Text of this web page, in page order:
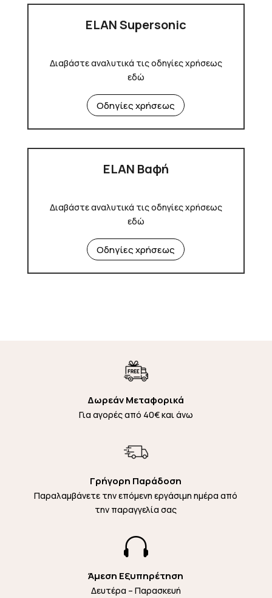
ELAN Supersonic
Διαβάστε αναλυτικά τις οδηγίες χρήσεως
εδώ
Οδηγίες χρήσεως
ELAN Βαφή
Διαβάστε αναλυτικά τις οδηγίες χρήσεως
εδώ
Οδηγίες χρήσεως
Δωρεάν Μεταφορικά
Για αγορές από 40€ και άνω
Γρήγορη Παράδοση
Παραλαμβάνετε την επόμενη εργάσιμη ημέρα από
την παραγγελία σας

Άμεση Εξυπηρέτηση
Δευτέρα – Παρασκευή